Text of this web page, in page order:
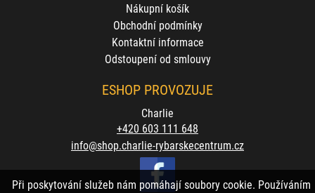
Nákupní košík
Obchodní podmínky
Kontaktní informace
Odstoupení od smlouvy
ESHOP PROVOZUJE
Charlie
+420 603 111 648
info@shop.charlie-rybarskecentrum.cz
Při poskytování služeb nám pomáhají soubory cookie. Používáním